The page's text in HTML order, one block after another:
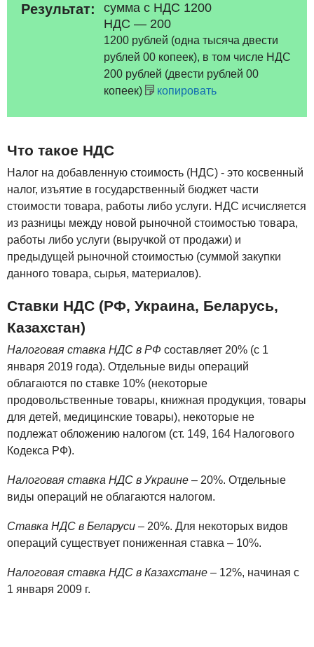
Результат:
сумма с НДС 1200
НДС — 200
1200 рублей (одна тысяча двести
рублей 00 копеек), в том числе НДС
200 рублей (двести рублей 00
копеек)
копировать
Что такое НДС
Налог на добавленную стоимость (НДС) - это косвенный
налог, изъятие в государственный бюджет части
стоимости товара, работы либо услуги. НДС исчисляется
из разницы между новой рыночной стоимостью товара,
работы либо услуги (выручкой от продажи) и
предыдущей рыночной стоимостью (суммой закупки
данного товара, сырья, материалов).
Ставки НДС (РФ, Украина, Беларусь,
Казахстан)
Налоговая ставка НДС в РФ составляет 20% (c 1
января 2019 года). Отдельные виды операций
облагаются по ставке 10% (некоторые
продовольственные товары, книжная продукция, товары
для детей, медицинские товары), некоторые не
подлежат обложению налогом (ст. 149, 164 Налогового
Кодекса РФ).
Налоговая ставка НДС в Украине – 20%. Отдельные
виды операций не облагаются налогом.
Ставка НДС в Беларуси – 20%. Для некоторых видов
операций существует пониженная ставка – 10%.
Налоговая ставка НДС в Казахстане – 12%, начиная с
1 января 2009 г.